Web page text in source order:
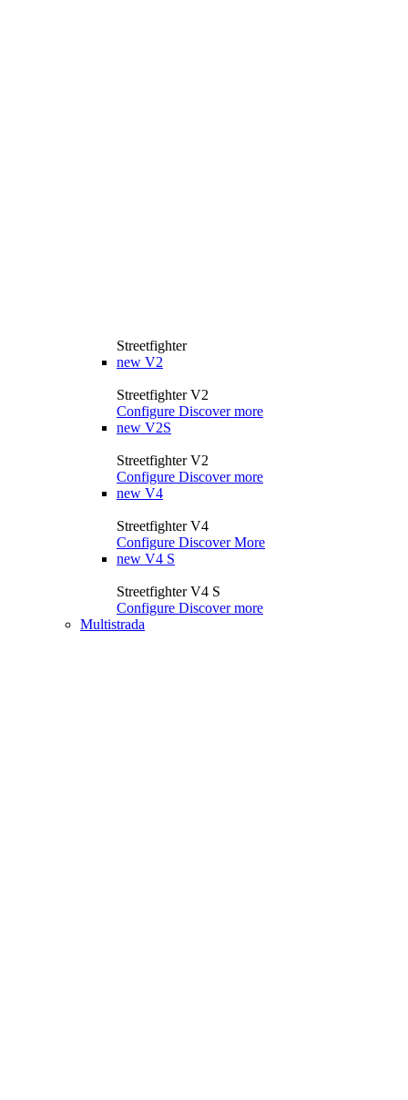
Streetfighter
new V2
Streetfighter V2
Configure Discover more
new V2S
Streetfighter V2
Configure Discover more
new V4
Streetfighter V4
Configure Discover More
new V4 S
Streetfighter V4 S
Configure Discover more
Multistrada